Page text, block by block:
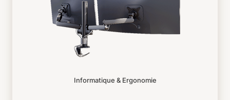
Informatique & Ergonomie